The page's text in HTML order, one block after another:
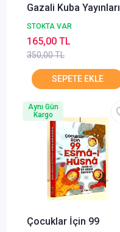
Gazali Kuba Yayınları
STOKTA VAR
350,00 TL
165,00 TL
Çocuklar İçin 99
Aynı Gün
Kargo